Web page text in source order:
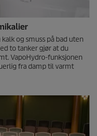
og smuss på bad uten
to tanker gjør at du
VapoHydro-funksjonen
fra damp til varmt